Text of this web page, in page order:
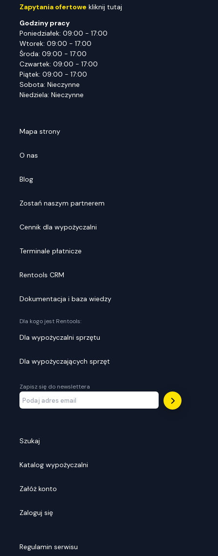
Zapytania ofertowe kliknij tutaj
Godziny pracy
Poniedziałek: 09:00 - 17:00
Wtorek: 09:00 - 17:00
Środa: 09:00 - 17:00
Czwartek: 09:00 - 17:00
Piątek: 09:00 - 17:00
Sobota: Nieczynne
Niedziela: Nieczynne
Mapa strony
O nas
Blog
Zostań naszym partnerem
Cennik dla wypożyczalni
Terminale płatnicze
Rentools CRM
Dokumentacja i baza wiedzy
Dla kogo jest Rentools:
Dla wypożyczalni sprzętu
Dla wypożyczających sprzęt
Zapisz się do newslettera
Szukaj
Katalog wypożyczalni
Załóż konto
Zaloguj się
Regulamin serwisu